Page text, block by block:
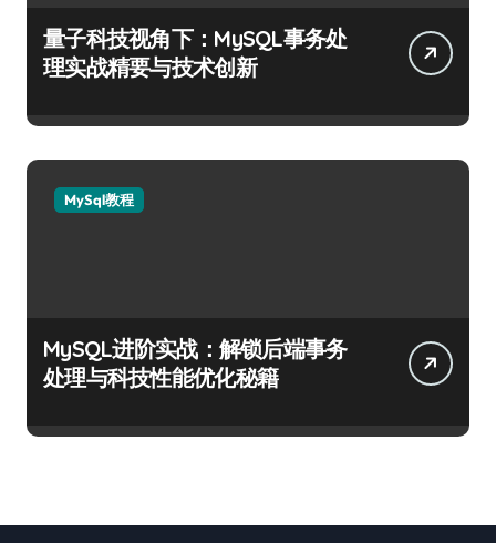
量子科技视角下：MySQL事务处
理实战精要与技术创新
MySql教程
MySQL进阶实战：解锁后端事务
处理与科技性能优化秘籍